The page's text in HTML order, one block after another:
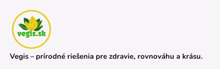
Vegis – prírodné riešenia pre zdravie, rovnováhu a krásu.